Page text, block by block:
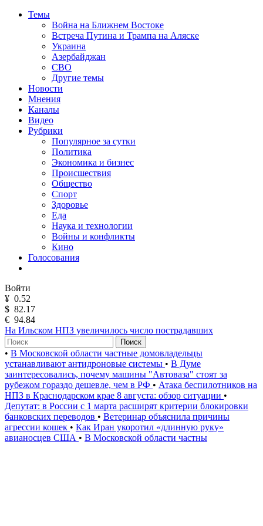
Темы
Война на Ближнем Востоке
Встреча Путина и Трампа на Аляске
Украина
Азербайджан
СВО
Другие темы
Новости
Мнения
Каналы
Видео
Рубрики
Популярное за сутки
Политика
Экономика и бизнес
Происшествия
Общество
Спорт
Здоровье
Еда
Наука и технологии
Войны и конфликты
Кино
Голосования
Войти
¥ 0.52
$ 82.17
€ 94.84
На Ильском НПЗ увеличилось число пострадавших
Поиск
• В Московской области частные домовладельцы
устанавливают антидроновые системы • В Думе
заинтересовались, почему машины "Автоваза" стоят за
рубежом гораздо дешевле, чем в РФ • Атака беспилотников на
НПЗ в Краснодарском крае 8 августа: обзор ситуации •
Депутат: в России с 1 марта расширят критерии блокировки
банковских переводов • Ветеринар объяснила причины
агрессии кошек • Как Иран укоротил «длинную руку»
авианосцев США • В Московской области частны